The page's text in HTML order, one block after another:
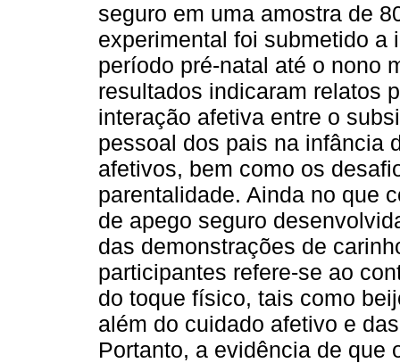
seguro em uma amostra de
experimental foi submetido a
período pré-natal até o nono
resultados indicaram relatos
interação afetiva entre o
pessoal dos pais na infância
afetivos, bem como os
parentalidade. Ainda no que
de apego seguro
das demonstrações de
participantes refere-se ao
do toque físico, tais como
além do cuidado afetivo e
Portanto, a evidência de que